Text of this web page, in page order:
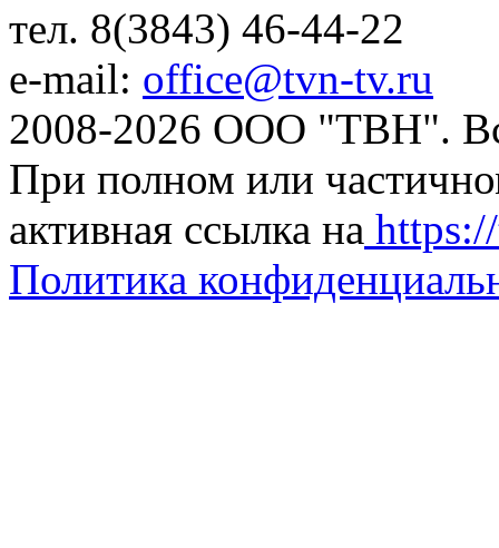
тел. 8(3843) 46-44-22
e-mail: office@tvn-tv.ru
2008-2026 ООО "ТВН".
При полном или
активная ссылка на
Политика